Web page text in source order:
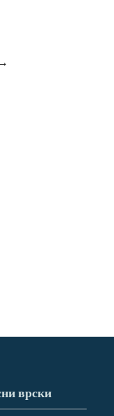
врски